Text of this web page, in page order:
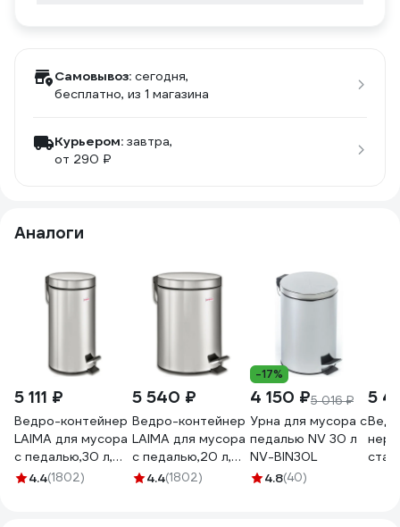
Самовывоз: сегодня,
бесплатно, из 1 магазина
Курьером: завтра,
от 290 ₽
Аналоги
5 111 ₽
Ведро-контейнер
LAIMA для мусора
с педалью,30 л,
зеркальное,
4.4(1802)
5 540 ₽
Ведро-контейнер
LAIMA для мусора
с педалью,20 л,
зеркальное,
4.4(1802)
-17%
4 150 ₽5 016 ₽
Урна для мусора с
педалью NV 30 л
NV-BIN30L
4.8(40)
5